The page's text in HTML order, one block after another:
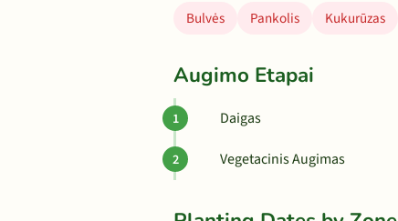
Bulvės
Pankolis Kukurūzas
Augimo Etapai
Daigas
Vegetacinis Augimas